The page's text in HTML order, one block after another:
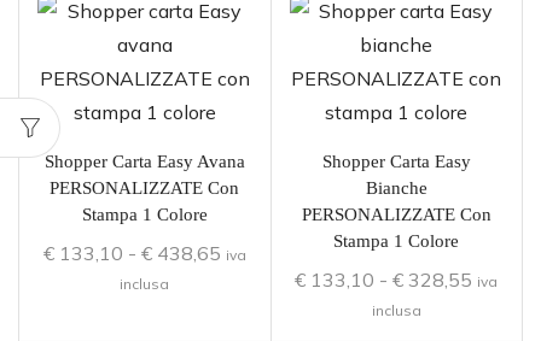
Shopper Carta Easy Avana
PERSONALIZZATE Con
Stampa 1 Colore
€133,10 - €438,65 iva
inclusa
Shopper Carta Easy
Bianche
PERSONALIZZATE Con
Stampa 1 Colore
€ 133,10 - € 328,55 iva
inclusa